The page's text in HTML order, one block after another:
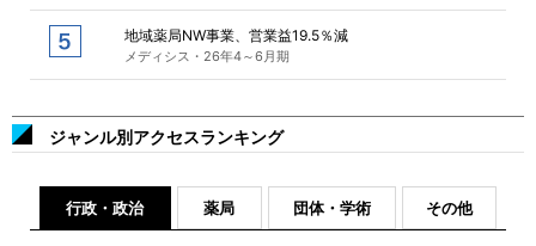
地域薬局NW事業、営業益19.5％減
メディシス・26年4～6月期
ジャンル別アクセスランキング
行政・政治 薬局 団体・学術 その他